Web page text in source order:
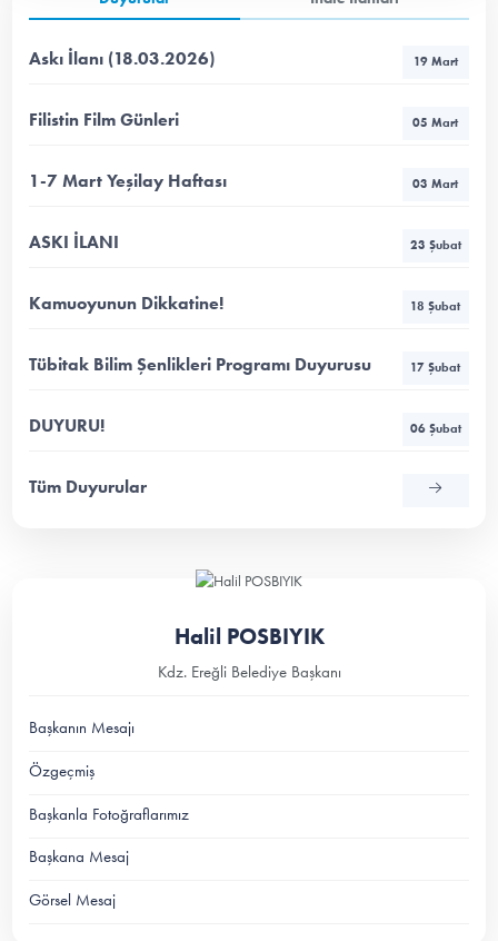
Askı İlanı (18.03.2026) 19 Mart
Filistin Film Günleri 05 Mart
1-7 Mart Yeşilay Haftası 03 Mart
ASKI İLANI 23 Şubat
Kamuoyunun Dikkatine! 18 Şubat
Tübitak Bilim Şenlikleri Programı Duyurusu 17 Şubat
DUYURU! 06 Şubat
Tüm Duyurular
Halil POSBIYIK
Kdz. Ereğli Belediye Başkanı
Başkanın Mesajı
Özgeçmiş
Başkanla Fotoğraflarımız
Başkana Mesaj
Görsel Mesaj